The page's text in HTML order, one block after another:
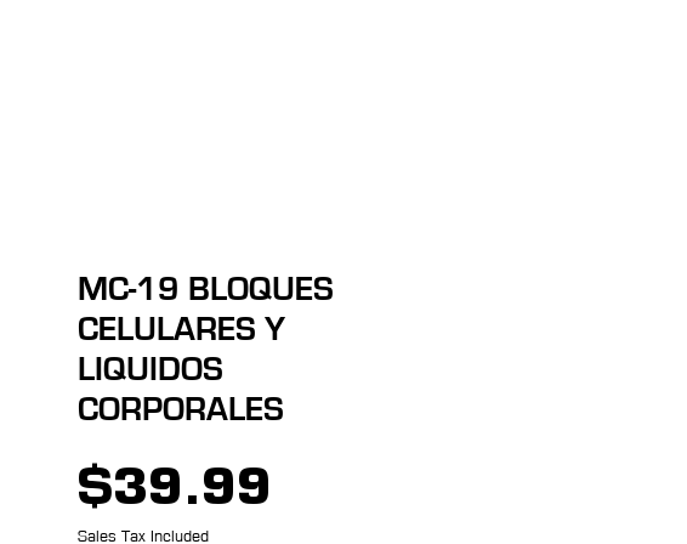
MC-19 BLOQUES
CELULARES Y
LIQUIDOS
CORPORALES
$39.99
Sales Tax Included